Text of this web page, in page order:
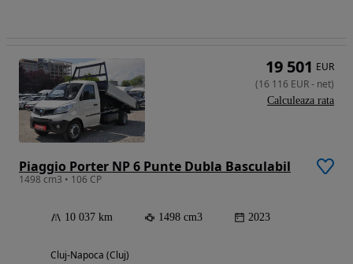
Piaggio Porter NP 6 Punte Dubla Basculabil
1498 cm3 • 106 CP
10 037 km 1498 cm3 2023
Cluj-Napoca (Cluj)
19 501 EUR
(16 116 EUR- net)
Calculeaza rata